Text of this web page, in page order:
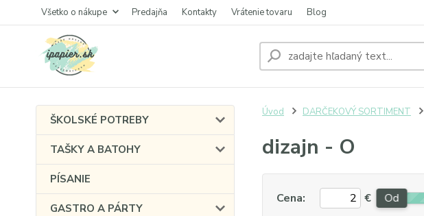
Všetko o nákupe Predajňa Kontakty Vrátenie tovaru Blog
ŠKOLSKÉ POTREBY
TAŠKY A BATOHY
PÍSANIE
GASTRO A PÁRTY
Úvod DARČEKOVÝ SORTIMENT
dizajn - O
Cena: € Od